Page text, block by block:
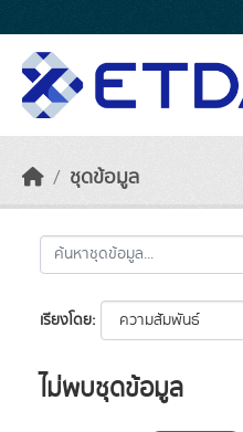
ชุดข้อมูล
เรียงโดย
ไม่พบชุดข้อมูล